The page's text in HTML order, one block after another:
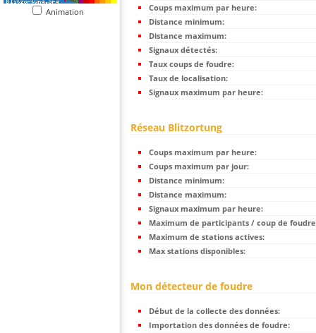
Animation
Coups maximum par heure:
Distance minimum:
Distance maximum:
Signaux détectés:
Taux coups de foudre:
Taux de localisation:
Signaux maximum par heure:
Réseau Blitzortung
Coups maximum par heure:
Coups maximum par jour:
Distance minimum:
Distance maximum:
Signaux maximum par heure:
Maximum de participants / coup de
Maximum de stations actives:
Max stations disponibles:
Mon détecteur de foudre
Début de la collecte des données:
Importation des données de foudre: